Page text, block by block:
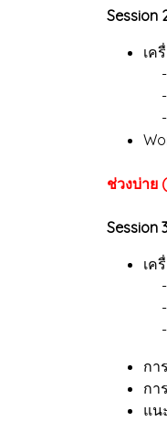
Session
เค
ช่วงบ่าย
Session
เค
กา
กา
แน